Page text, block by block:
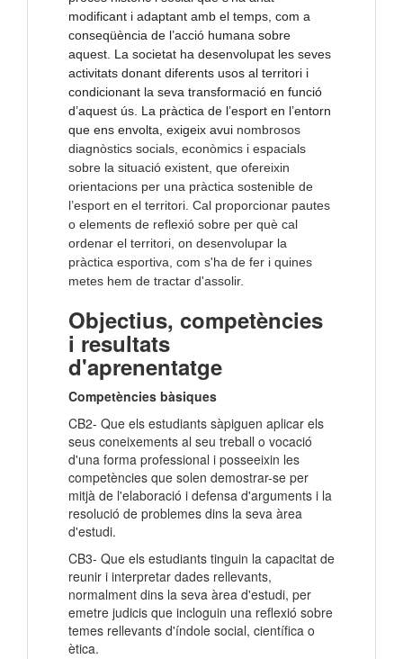
modificant i adaptant amb el temps, com a
conseqüència de l’acció humana sobre
aquest. La societat ha desenvolupat les seves
activitats donant diferents usos al territori i
condicionant la seva transformació en funció
d’aquest ús. La pràctica de l’esport en l’entorn
que ens envolta, exigeix avui nombrosos
diagnòstics socials, econòmics i espacials
sobre la situació existent, que ofereixin
orientacions per una pràctica sostenible de
l’esport en el territori. Cal proporcionar pautes
o elements de reflexió sobre per què cal
ordenar el territori, on desenvolupar la
pràctica esportiva, com s'ha de fer i quines
metes hem de tractar d'assolir.
Objectius, competències
i resultats
d'aprenentatge
Competències bàsiques
CB2- Que els estudiants sàpiguen aplicar els
seus coneixements al seu treball o vocació
d'una forma professional i posseeixin les
competències que solen demostrar-se per
mitjà de l'elaboració i defensa d'arguments i la
resolució de problemes dins la seva àrea
d'estudi.
CB3- Que els estudiants tinguin la capacitat de
reunir i interpretar dades rellevants,
normalment dins la seva àrea d'estudi, per
emetre judicis que incloguin una reflexió sobre
temes rellevants d'índole social, científica o
ètica.